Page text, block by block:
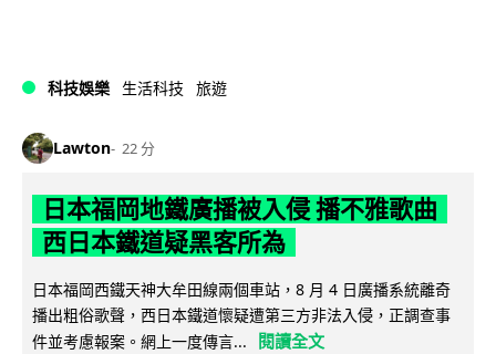
科技娛樂 生活科技 旅遊
Lawton 22 分
日本福岡地鐵廣播被入侵 播不雅歌曲
西日本鐵道疑黑客所為
日本福岡西鐵天神大牟田線兩個車站，8 月 4 日廣播系統離奇
播出粗俗歌聲，西日本鐵道懷疑遭第三方非法入侵，正調查事
件並考慮報案。網上一度傳言...
閱讀全文